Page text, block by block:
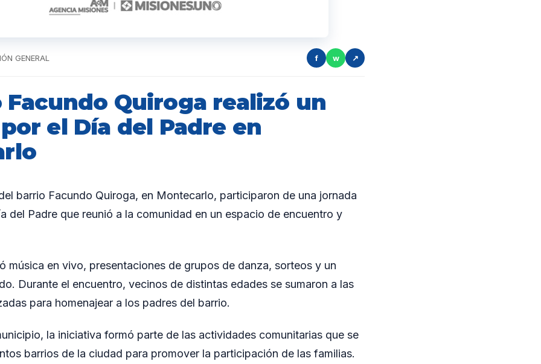
GENERAL f w ↗
Facundo Quiroga realizó un
el Día del Padre en
barrio Facundo Quiroga, en Montecarlo, participaron de una jornada
del Padre que reunió a la comunidad en un espacio de encuentro y
música en vivo, presentaciones de grupos de danza, sorteos y un
Durante el encuentro, vecinos de distintas edades se sumaron a las
para homenajear a los padres del barrio.
la iniciativa formó parte de las actividades comunitarias que se
barrios de la ciudad para promover la participación de las familias.